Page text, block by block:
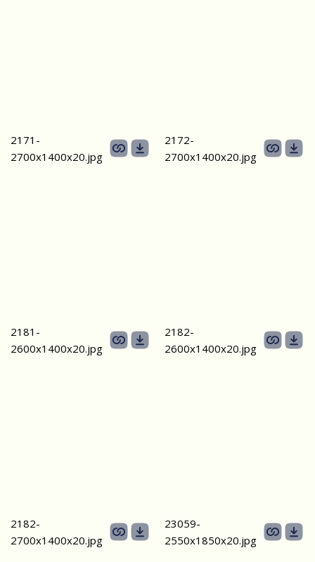
2171-
2700х1400x20.jpg
2172-
2700х1400x20.jpg
2181-
2600х1400x20.jpg
2182-
2600х1400x20.jpg
2182-
2700х1400x20.jpg
23059-
2550х1850x20.jpg